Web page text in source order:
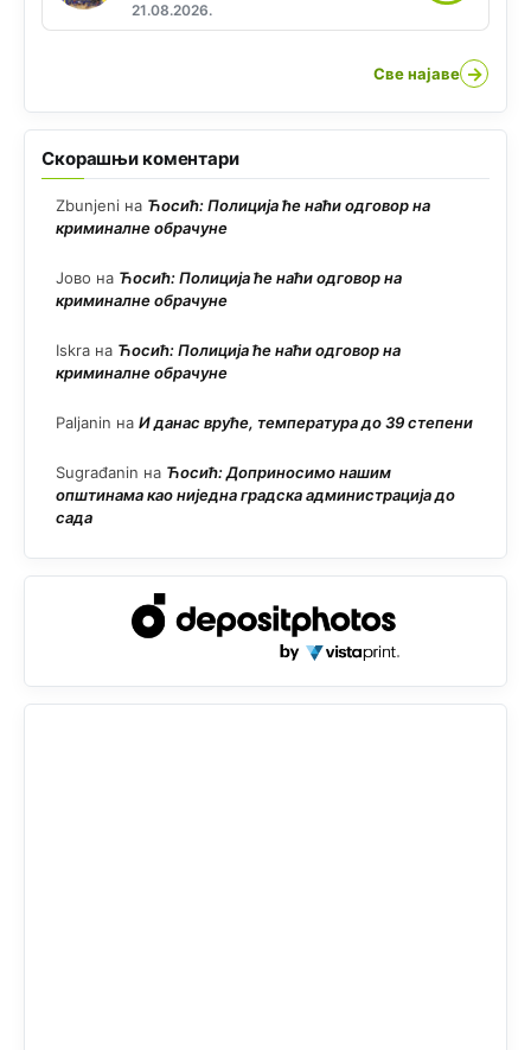
21.08.2026.
Све најаве →
Скорашњи коментари
Zbunjeni на Ћосић: Полиција ће наћи одговор на
криминалне обрачуне
Јово на Ћосић: Полиција ће наћи одговор на
криминалне обрачуне
Iskra на Ћосић: Полиција ће наћи одговор на
криминалне обрачуне
Paljanin на И данас вруће, температура до 39 степени
Sugrađanin на Ћосић: Доприносимо нашим
општинама као ниједна градска администрација до
сада